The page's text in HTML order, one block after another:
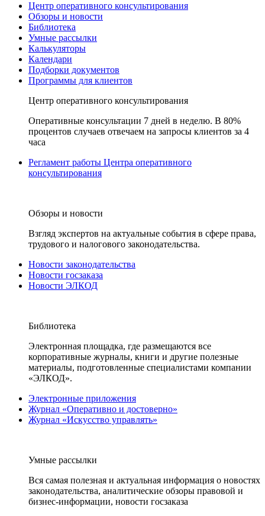
Центр оперативного консультирования
Обзоры и новости
Библиотека
Умные рассылки
Калькуляторы
Календари
Подборки документов
Программы для клиентов
Центр оперативного консультирования
Оперативные консультации 7 дней в неделю. В 80%
процентов случаев отвечаем на запросы клиентов за 4
часа
Регламент работы Центра оперативного
консультирования
Обзоры и новости
Взгляд экспертов на актуальные события в сфере права,
трудового и налогового законодательства.
Новости законодательства
Новости госзаказа
Новости ЭЛКОД
Библиотека
Электронная площадка, где размещаются все
корпоративные журналы, книги и другие полезные
материалы, подготовленные специалистами компании
«ЭЛКОД».
Электронные приложения
Журнал «Оперативно и достоверно»
Журнал «Искусство управлять»
Умные рассылки
Вся самая полезная и актуальная информация о новостях
законодательства, аналитические обзоры правовой и
бизнес-информации, новости госзаказа